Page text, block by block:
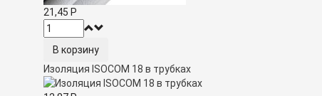
21,45 Р
Изоляция ISOCOM 18 в трубках